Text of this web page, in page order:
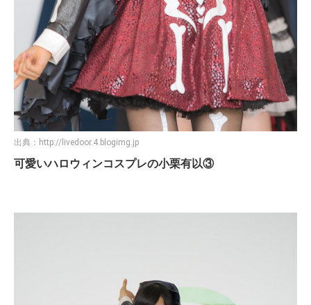
出典： http://livedoor.4.blogimg.jp
可愛いハロウィンコスプレの小栗有以③